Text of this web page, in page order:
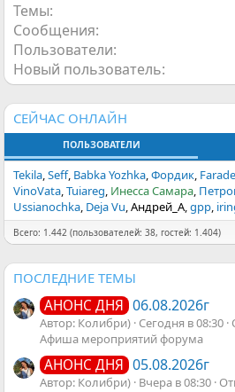
Темы
Сообщения
Пользователи
Новый пользователь
СЕЙЧАС ОНЛАЙН
ПОЛЬЗОВАТЕЛИ
Tekila Seff Babka Yozhka Фордик
VinoVata Tuiareg Инесса Самара
Ussianochka Deja Vu Андрей_А gpp
Всего: 1.442 (пользователей: 38, гостей: 1.404)
ПОСЛЕДНИЕ ТЕМЫ
АНОНС ДНЯ 06.08.2026г
Автор: Колибри) Сегодня в 08:30
Афиша мероприятий форума
АНОНС ДНЯ 05.08.2026г
Автор: Колибри) Вчера в 08:30